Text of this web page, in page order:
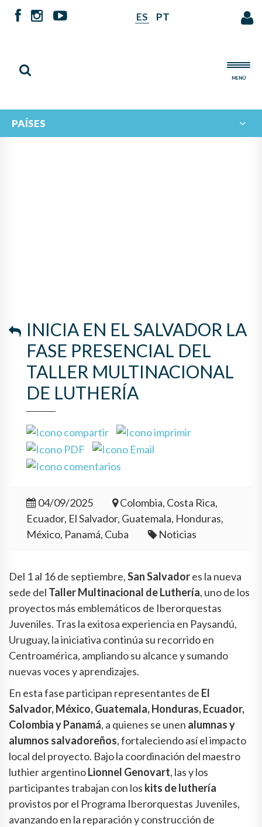
ES PT
MENÚ
PAÍSES
INICIA EN EL SALVADOR LA
FASE PRESENCIAL DEL
TALLER MULTINACIONAL
DE LUTHERÍA
04/09/2025
Colombia, Costa Rica,
Ecuador, El Salvador, Guatemala, Honduras,
México, Panamá, Cuba
Noticias
Del 1 al 16 de septiembre,San Salvadores la nueva
sede del Taller Multinacional de Luthería, uno de los
proyectos más emblemáticos de Iberorquestas
Juveniles. Tras la exitosa experiencia en Paysandú,
Uruguay, la iniciativa continúa su recorrido en
Centroamérica, ampliando su alcance y sumando
nuevas voces y aprendizajes.
En esta fase participan representantes de El
Salvador, México, Guatemala, Honduras, Ecuador,
Colombia y Panamá, a quienes se unen alumnas y
alumnos salvadoreños, fortaleciendo así el impacto
local del proyecto. Bajo la coordinación del maestro
luthier argentinoLionnel Genovart, las y los
participantes trabajan con los kits de luthería
provistos por el Programa Iberorquestas Juveniles,
avanzando en la reparación y construcción de